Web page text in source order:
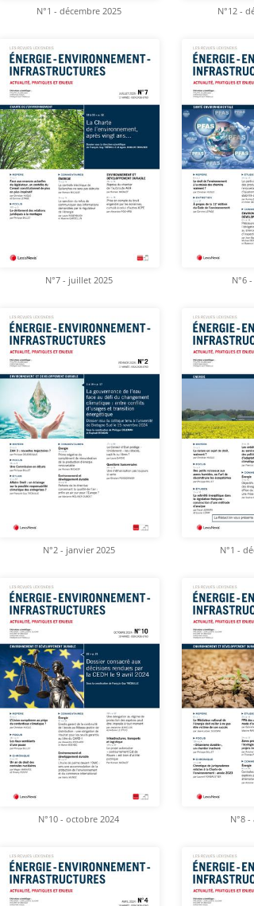
N°1 - décembre 2025 N°12 -
N°7 - juillet 2025 N°6
N°2 - janvier 2025 N°1 -
N°10 - octobre 2024 N°8